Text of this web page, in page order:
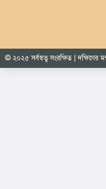
© ২০২৫ সর্বস্বত্ব সংরক্ষিত |